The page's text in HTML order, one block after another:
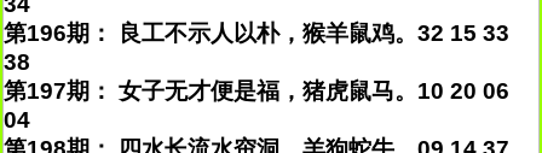
第196期： 良工不示人以朴，猴羊鼠鸡。32 15 33
38
第197期： 女子无才便是福，猪虎鼠马。10 20 06
04